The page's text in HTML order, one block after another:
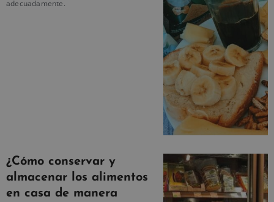
adecuadamente.
¿Cómo conservar y
almacenar los alimentos
en casa de manera